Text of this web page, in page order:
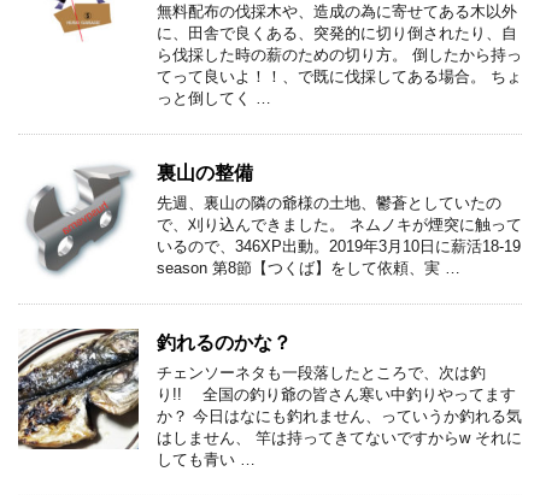
無料配布の伐採木や、造成の為に寄せてある木以外
に、田舎で良くある、突発的に切り倒されたり、自
ら伐採した時の薪のための切り方。 倒したから持っ
てって良いよ！！、で既に伐採してある場合。 ちょ
っと倒してく …
裏山の整備
先週、裏山の隣の爺様の土地、鬱蒼としていたの
で、刈り込んできました。 ネムノキが煙突に触って
いるので、346XP出動。2019年3月10日に薪活18-19
season 第8節【つくば】をして依頼、実 …
釣れるのかな？
チェンソーネタも一段落したところで、次は釣
り!! 全国の釣り爺の皆さん寒い中釣りやってます
か？ 今日はなにも釣れません、っていうか釣れる気
はしません、 竿は持ってきてないですからw それに
しても青い …